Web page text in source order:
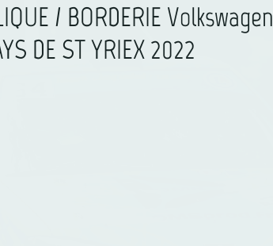
/ BORDERIE Volkswagen
DE ST YRIEX 2022